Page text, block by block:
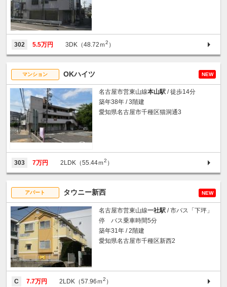
302 5.5万円 3DK（48.72ｍ2 ）
マンション OKハイツ NEW
名古屋市営東山線本山駅 / 徒歩14分
築年38年 / 3階建
愛知県名古屋市千種区猫洞通3
303 7万円 2LDK（55.44ｍ2 ）
アパート タウニー新西 NEW
名古屋市営東山線一社駅 / 市バス「下坪」
停 バス乗車時間5分
築年31年 / 2階建
愛知県名古屋市千種区新西2
C 7.7万円 2LDK（57.96ｍ2 ）